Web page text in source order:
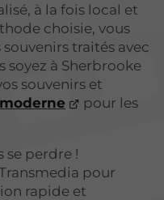
à la fois local et
choisie, vous
souvenirs traités avec
soyez à Sherbrooke
souvenirs et
pour les
se perdre !
pour
rapide et